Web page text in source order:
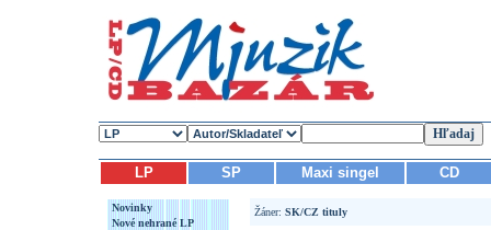
LP SP Maxi singel CD
Novinky
Nové nehrané LP
Žáner: SK/CZ tituly